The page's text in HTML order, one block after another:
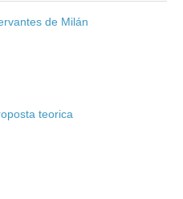
de Milán
teorica